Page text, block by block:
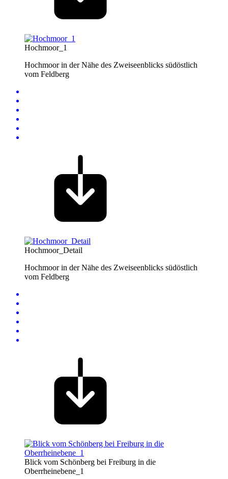
Hochmoor_1
Hochmoor in der Nähe des Zweiseenblicks südöstlich
vom Feldberg
Hochmoor_Detail
Hochmoor in der Nähe des Zweiseenblicks südöstlich
vom Feldberg
Blick vom Schönberg bei Freiburg in die
Oberrheinebene_1